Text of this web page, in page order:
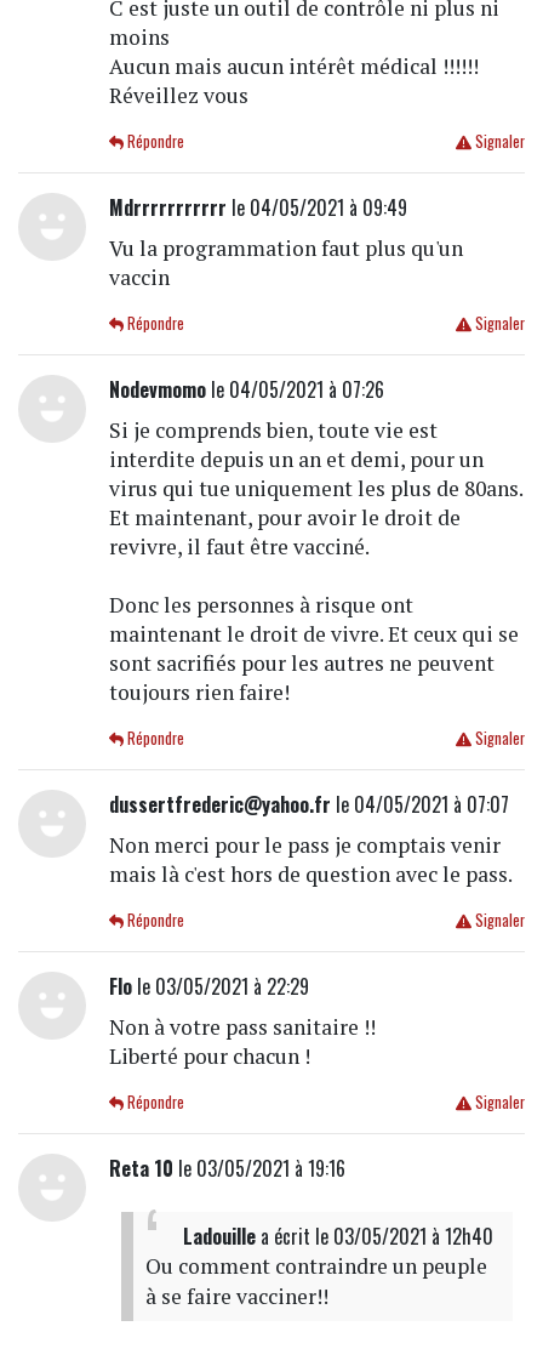
C est juste un outil de contrôle ni plus ni
moins
Aucun mais aucun intérêt médical !!!!!!
Réveillez vous
Signaler
Répondre
Mdrrrrrrrrrrr le 04/05/2021 à 09:49
Vu la programmation faut plus qu'un
vaccin
Signaler
Répondre
Nodevmomole 04/05/2021 à 07:26
Si je comprends bien, toute vie est
interdite depuis un an et demi, pour un
virus qui tue uniquement les plus de 80ans.
Et maintenant, pour avoir le droit de
revivre, il faut être vacciné.
Donc les personnes à risque ont
maintenant le droit de vivre. Et ceux qui se
sont sacrifiés pour les autres ne peuvent
toujours rien faire!
Signaler
Répondre
dussertfrederic@yahoo.fr le 04/05/2021 à 07:07
Non merci pour le pass je comptais venir
mais là c'est hors de question avec le pass.
Signaler
Répondre
Flole 03/05/2021 à 22:29
Non à votre pass sanitaire !!
Liberté pour chacun !
Signaler
Répondre
Reta 10 le 03/05/2021 à 19:16
Ladouillea écrit le 03/05/2021 à 12h40
Ou comment contraindre un peuple
à se faire vacciner!!